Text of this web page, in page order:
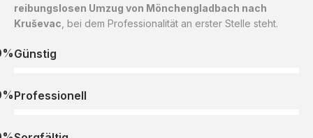
reibungslosen Umzug von Mönchengladbach nach
Kruševac , bei dem Professionalität an erster Stelle steht.
Günstig
Professionell